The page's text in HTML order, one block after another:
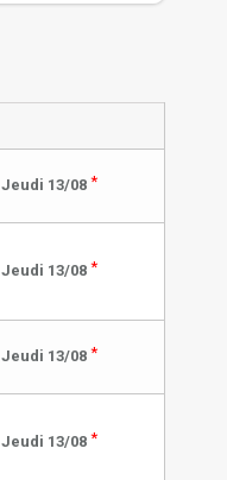
Jeudi 13/08 *
Jeudi 13/08 *
Jeudi 13/08 *
Jeudi 13/08 *